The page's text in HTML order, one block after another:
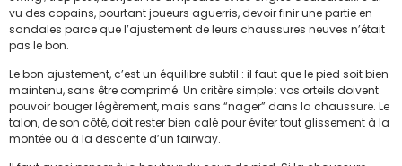
vu des copains, pourtant joueurs aguerris, devoir finir une partie en
sandales parce que l’ajustement de leurs chaussures neuves n’était
pas le bon.
Le bon ajustement, c’est un équilibre subtil : il faut que le pied soit bien
maintenu, sans être comprimé. Un critère simple : vos orteils doivent
pouvoir bouger légèrement, mais sans “nager” dans la chaussure. Le
talon, de son côté, doit rester bien calé pour éviter tout glissement à la
montée ou à la descente d’un fairway.